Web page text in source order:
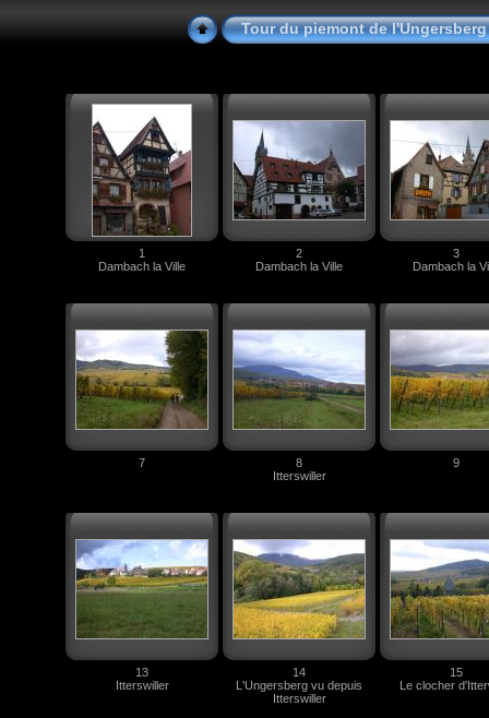
Tour du piemont de l'Ungersberg
1
Dambach la Ville
2
Dambach la Ville
3
Dambach la
7
8
Itterswiller
9
13
Itterswiller
14
L'Ungersberg vu depuis
Itterswiller
15
Le clocher